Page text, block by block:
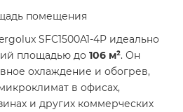
помещения
SFC1500A1-4P идеально
площадью до 106 м². Он
охлаждение и обогрев,
в офисах,
и других коммерческих